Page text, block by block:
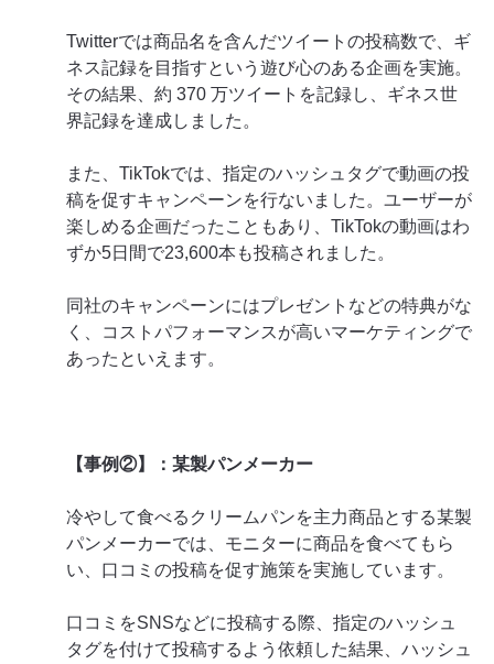
Twitterでは商品名を含んだツイートの投稿数で、ギ
ネス記録を目指すという遊び心のある企画を実施。
その結果、約 370 万ツイートを記録し、ギネス世
界記録を達成しました。
また、TikTokでは、指定のハッシュタグで動画の投
稿を促すキャンペーンを行ないました。ユーザーが
楽しめる企画だったこともあり、TikTokの動画はわ
ずか5日間で23,600本も投稿されました。
同社のキャンペーンにはプレゼントなどの特典がな
く、コストパフォーマンスが高いマーケティングで
あったといえます。
【事例②】：某製パンメーカー
冷やして食べるクリームパンを主力商品とする某製
パンメーカーでは、モニターに商品を食べてもら
い、口コミの投稿を促す施策を実施しています。
口コミをSNSなどに投稿する際、指定のハッシュ
タグを付けて投稿するよう依頼した結果、ハッシュ